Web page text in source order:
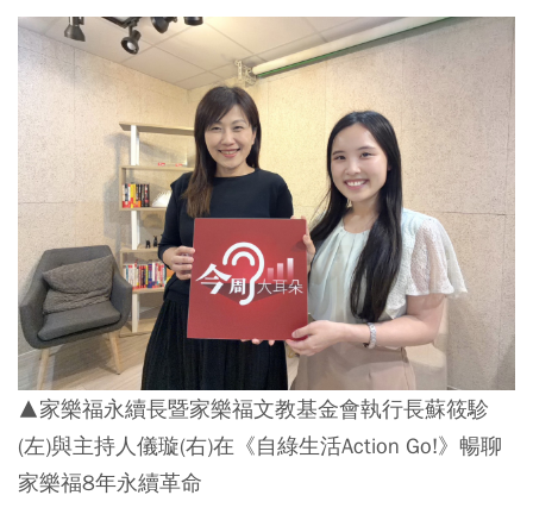
▲家樂福永續長暨家樂福文教基金會執行長蘇筱駗
(左)與主持人儀璇(右)在《自綠生活Action Go!》暢聊
家樂福8年永續革命